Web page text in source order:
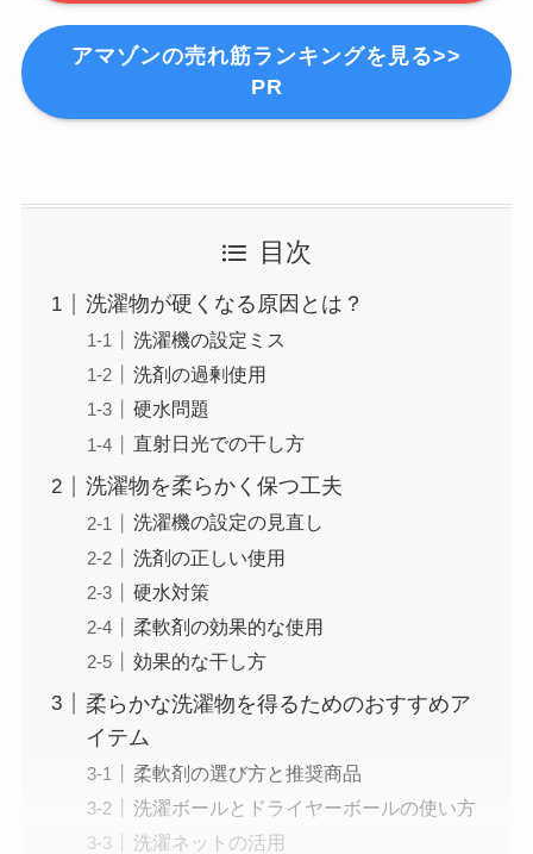
アマゾンの売れ筋ランキングを見る>>
PR
目次
洗濯物が硬くなる原因とは？
洗濯機の設定ミス
洗剤の過剰使用
硬水問題
直射日光での干し方
洗濯物を柔らかく保つ工夫
洗濯機の設定の見直し
洗剤の正しい使用
硬水対策
柔軟剤の効果的な使用
効果的な干し方
柔らかな洗濯物を得るためのおすすめア
イテム
柔軟剤の選び方と推奨商品
洗濯ボールとドライヤーボールの使い方
洗濯ネットの活用